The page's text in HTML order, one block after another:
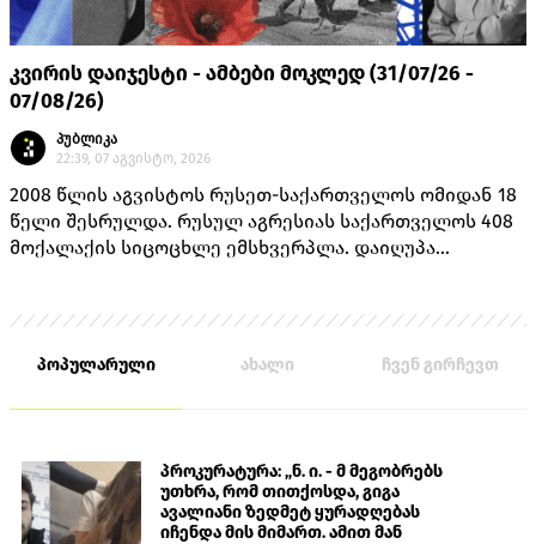
კვირის დაიჯესტი - ამბები მოკლედ (31/07/26 -
07/08/26)
პუბლიკა
22:39, 07 აგვისტო, 2026
2008 წლის აგვისტოს რუსეთ-საქართველოს ომიდან 18
წელი შესრულდა. რუსულ აგრესიას საქართველოს 408
მოქალაქის სიცოცხლე ემსხვერპლა. დაიღუპა
მშვიდობიანი მცხოვრები.
პოპულარული ახალი ჩვენ გირჩევთ
პროკურატურა: „ნ. ი. - მ მეგობრებს
უთხრა, რომ თითქოსდა, გიგა
ავალიანი ზედმეტ ყურადღებას
იჩენდა მის მიმართ. ამით მან